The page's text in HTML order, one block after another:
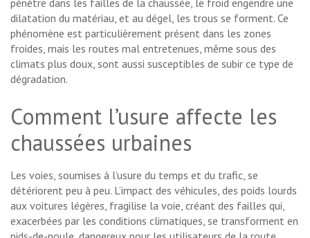
dilatation du matériau, et au dégel, les trous se forment. Ce
phénomène est particulièrement présent dans les zones
froides, mais les routes mal entretenues, même sous des
climats plus doux, sont aussi susceptibles de subir ce type de
dégradation.
Comment l’usure affecte les
chaussées urbaines
Les voies, soumises à l’usure du temps et du trafic, se
détériorent peu à peu. L’impact des véhicules, des poids lourds
aux voitures légères, fragilise la voie, créant des failles qui,
exacerbées par les conditions climatiques, se transforment en